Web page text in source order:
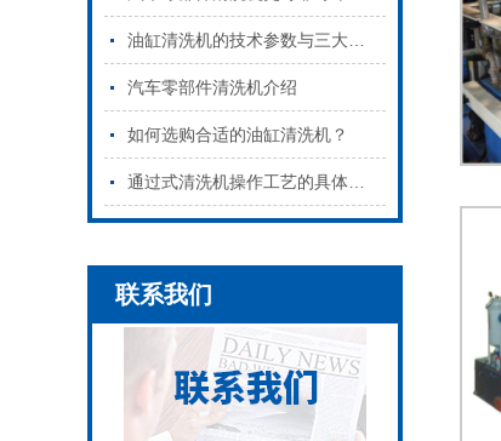
汽车零部件清洗机介绍
如何选购合适的油缸清洗机？
联系我们